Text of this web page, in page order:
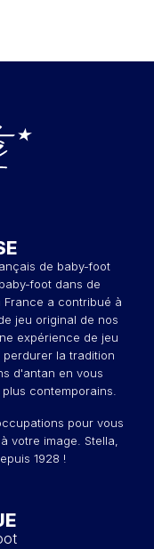
de baby-foot
foot dans de
a contribué à
jeu original de nos
expérience de jeu
la tradition
d'antan en vous
contemporains.
pour vous
votre image. Stella,
1928 !